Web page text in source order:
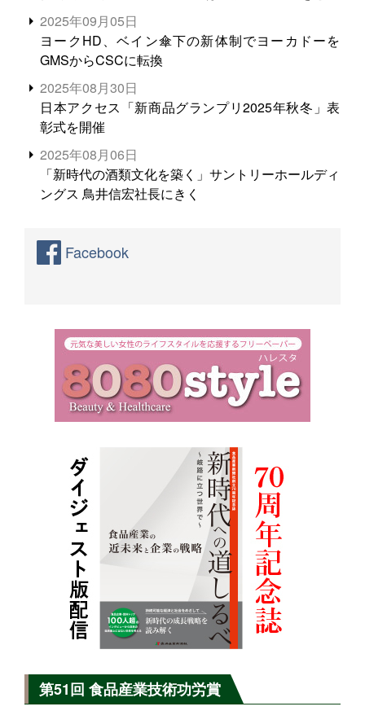
る。米増産に向けて、米輸出需要の拡大を」
2025年09月05日
ヨークHD、ベイン傘下の新体制でヨーカドーを
GMSからCSCに転換
2025年08月30日
日本アクセス「新商品グランプリ2025年秋冬」表
彰式を開催
2025年08月06日
「新時代の酒類文化を築く」サントリーホールディ
ングス 鳥井信宏社長にきく
Facebook
第51回 食品産業技術功労賞